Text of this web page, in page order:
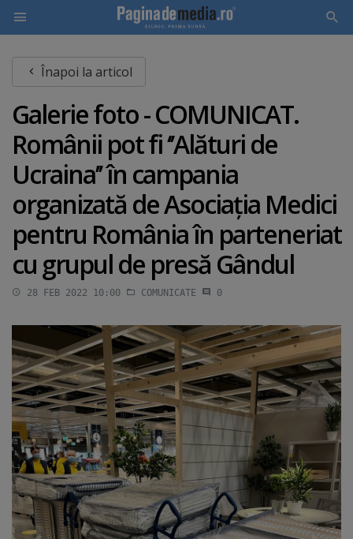
main
content
Înapoi la articol
Galerie foto - COMUNICAT.
Românii pot fi ‘’Alături de
Ucraina’’ în campania
organizată de Asociaţia Medici
pentru România în parteneriat
cu grupul de presă Gândul
28 FEB 2022 10:00 COMUNICATE 0